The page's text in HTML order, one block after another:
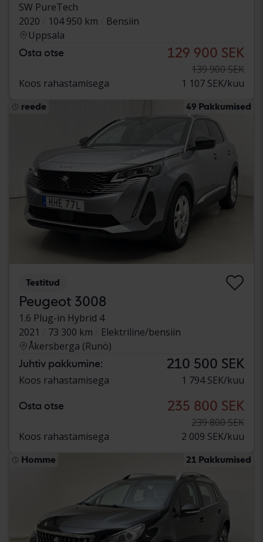
SW PureTech
2020
104 950 km
Bensiin
Uppsala
Osta otse 129 900 SEK
139 900 SEK
Koos rahastamisega
1 107 SEK/kuu
reede 49 Pakkumised
Testitud
Peugeot 3008
1.6 Plug-in Hybrid 4
2021
73 300 km
Elektriline/bensiin
Åkersberga (Runö)
Juhtiv pakkumine: 210 500 SEK
Koos rahastamisega 1 794 SEK/kuu
Osta otse 235 800 SEK
239 800 SEK
Koos rahastamisega
2 009 SEK/kuu
Homme 21 Pakkumised